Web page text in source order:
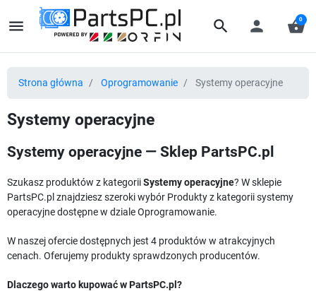
menu search person shopping_basket
0
Strona główna Oprogramowanie Systemy operacyjne
Systemy operacyjne
Systemy operacyjne — Sklep PartsPC.pl
Szukasz produktów z kategoriiSystemy operacyjne? W sklepie
PartsPC.pl znajdziesz szeroki wybór Produkty z kategorii systemy
operacyjne dostępne w dziale Oprogramowanie.
W naszej ofercie dostępnych jest 4 produktów w atrakcyjnych
cenach. Oferujemy produkty sprawdzonych producentów.
Dlaczego warto kupować w PartsPC.pl?